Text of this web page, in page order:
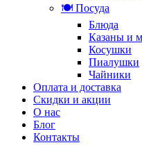
🍽️ Посуда
Блюда
Казаны и
Косушки
Пиалушки
Чайники
Оплата и доставка
Скидки и акции
О нас
Блог
Контакты